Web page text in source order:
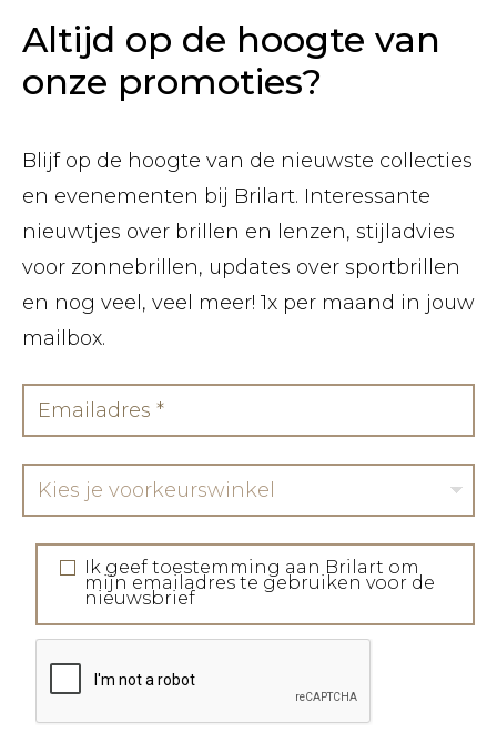
Altijd op de hoogte van
onze promoties?
Blijf op de hoogte van de nieuwste collecties
en evenementen bij Brilart. Interessante
nieuwtjes over brillen en lenzen, stijladvies
voor zonnebrillen, updates over sportbrillen
en nog veel, veel meer! 1x per maand in jouw
mailbox.
Kies je voorkeurswinkel
Ik geef toestemming aan Brilart om
mijn emailadres te gebruiken voor de
nieuwsbrief